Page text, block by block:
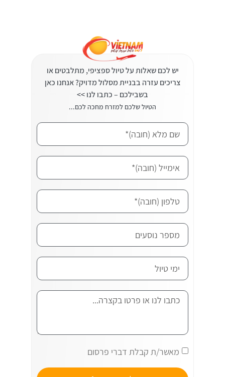
יש לכם שאלות על טיול ספציפי, מתלבטים או
צריכים עזרה בבניית מסלול מדויק? אנחנו כאן
בשבילכם – כתבו לנו >>
הטיול שלכם למזרח מחכה לכם...
מאשר/ת קבלת דברי פרסום